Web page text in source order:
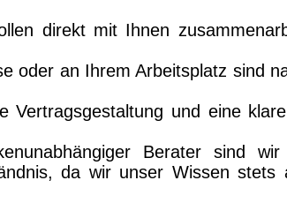
direkt mit Ihnen
oder an Ihrem Arbeitsplatz sind
und eine
Berater sind
da wir unser Wissen